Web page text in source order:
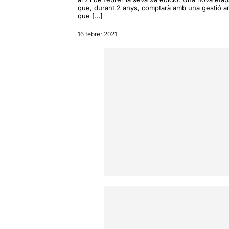
que, durant 2 anys, comptarà amb una gestió
que […]
16 febrer 2021